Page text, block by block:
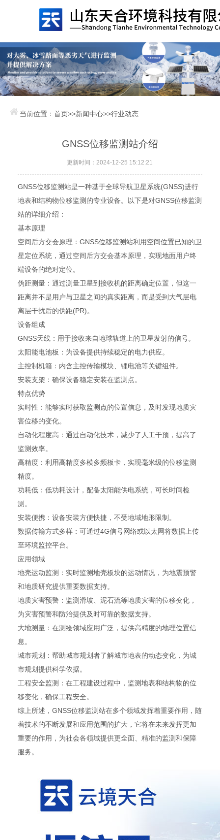
当前位置：首页>>新闻中心>>行业动态
GNSS位移监测站介绍
更新时间：2024-12-25 15:12:21
GNSS位移监测站是一种基于全球导航卫星系统(GNSS)进行
地表和结构物位移监测的专业设备。以下是对GNSS位移监测
站的详细介绍：
基本原理
空间后方交会原理：GNSS位移监测站利用空间位置已知的卫
星定位系统，通过空间后方交会基本原理，实现地面用户终
端设备的绝对定位。
伪距测量：通过测量卫星到接收机的距离确定位置，但这一
距离并不是用户与卫星之间的真实距离，而是受到大气层电
离层干扰后的伪距(PR)。
设备组成
GNSS天线：用于接收来自地球轨道上的卫星发射的信号。
太阳能电池板：为设备提供持续稳定的电力供应。
主控制机箱：内含主控传输模块、锂电池等关键组件。
安装支架：确保设备稳定安装在监测点。
特点优势
实时性：能够实时获取监测点的位置信息，及时发现地质灾
害位移的变化。
自动化程度高：通过自动化技术，减少了人工干预，提高了
监测效率。
高精度：利用高精度多模多频板卡，实现毫米级的位移监测
精度。
功耗低：低功耗设计，配备太阳能供电系统，可长时间检
测。
安装便携：设备安装方便快捷，不受地域地形限制。
数据传输方式多样：可通过4G信号网络或以太网将数据上传
至环境监控平台。
应用领域
地壳运动监测：实时监测地壳板块的运动情况，为地震预警
和地质研究提供重要数据支持。
地质灾害预警：监测滑坡、泥石流等地质灾害的位移变化，
为灾害预警和防治提供及时可靠的数据支持。
大地测量：在测绘领域应用广泛，提供高精度的地理位置信
息。
城市规划：帮助城市规划者了解城市地表的动态变化，为城
市规划提供科学依据。
工程安全监测：在工程建设过程中，监测地表和结构物的位
移变化，确保工程安全。
综上所述，GNSS位移监测站在多个领域发挥着重要作用，随
着技术的不断发展和应用范围的扩大，它将在未来发挥更加
重要的作用，为社会各领域提供更全面、精准的监测和保障
服务。